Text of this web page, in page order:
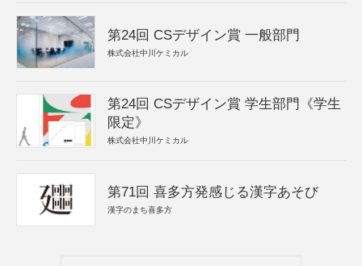
第24回 CSデザイン賞 一般部門
株式会社中川ケミカル
第24回 CSデザイン賞 学生部門《学生
限定》
株式会社中川ケミカル
第71回 喜多方発感じる漢字あそび
漢字のまち喜多方